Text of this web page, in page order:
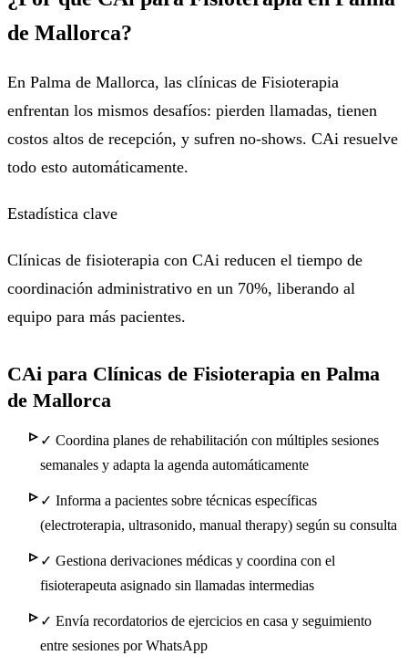
de Mallorca?
En Palma de Mallorca, las clínicas de Fisioterapia
enfrentan los mismos desafíos: pierden llamadas, tienen
costos altos de recepción, y sufren no-shows. CAi resuelve
todo esto automáticamente.
Estadística clave
Clínicas de fisioterapia con CAi reducen el tiempo de
coordinación administrativo en un 70%, liberando al
equipo para más pacientes.
CAi para Clínicas de Fisioterapia en Palma
de Mallorca
✓ Coordina planes de rehabilitación con múltiples sesiones
semanales y adapta la agenda automáticamente
✓ Informa a pacientes sobre técnicas específicas
(electroterapia, ultrasonido, manual therapy) según su consulta
✓ Gestiona derivaciones médicas y coordina con el
fisioterapeuta asignado sin llamadas intermedias
✓ Envía recordatorios de ejercicios en casa y seguimiento
entre sesiones por WhatsApp